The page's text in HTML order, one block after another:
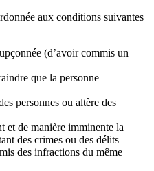
aux conditions suivantes
(d’avoir commis un
que la personne
personnes ou altère des
et de manière imminente la
des crimes ou des délits
des infractions du même